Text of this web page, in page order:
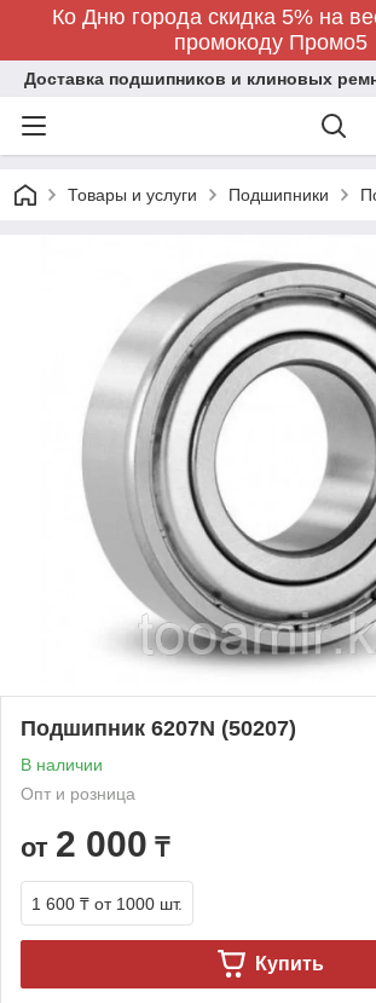
Ко Дню города скидка 5% на
промокоду Промо5
Доставка подшипников и клиновых
Товары и услуги Подшипники
Подшипник 6207N (50207)
В наличии
Опт и розница
от 2 000 ₸
1 600 ₸ от 1000 шт.
Купить